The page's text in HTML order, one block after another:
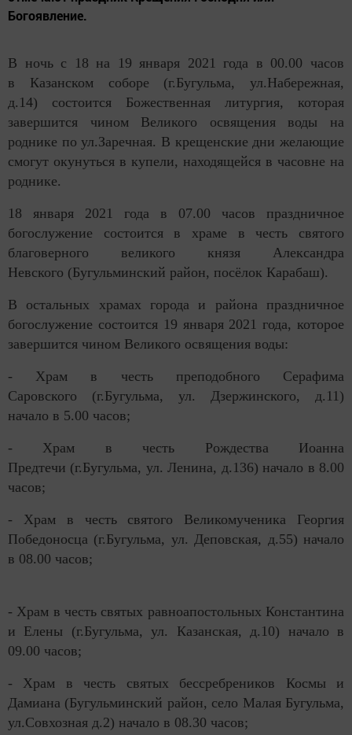
Богоявление.
В ночь с 18 на 19 января 2021 года в 00.00 часов
в Казанском соборе (г.Бугульма, ул.Набережная,
д.14) состоится Божественная литургия, которая
завершится чином Великого освящения воды на
роднике по ул.Заречная. В крещенские дни желающие
смогут окунуться в купели, находящейся в часовне на
роднике.
18 января 2021 года в 07.00 часов праздничное
богослужение состоится в храме в честь святого
благоверного великого князя Александра
Невского (Бугульминский район, посёлок Карабаш).
В остальных храмах города и района праздничное
богослужение состоится 19 января 2021 года, которое
завершится чином Великого освящения воды:
- Храм в честь преподобного Серафима
Саровского (г.Бугульма, ул. Дзержинского, д.11)
начало в 5.00 часов;
- Храм в честь Рождества Иоанна
Предтечи (г.Бугульма, ул. Ленина, д.136) начало в 8.00
часов;
- Храм в честь святого Великомученика Георгия
Победоносца (г.Бугульма, ул. Деповская, д.55) начало
в 08.00 часов;
- Храм в честь святых равноапостольных Константина
и Елены (г.Бугульма, ул. Казанская, д.10) начало в
09.00 часов;
- Храм в честь святых бессребреников Космы и
Дамиана (Бугульминский район, село Малая Бугульма,
ул.Совхозная д.2) начало в 08.30 часов;